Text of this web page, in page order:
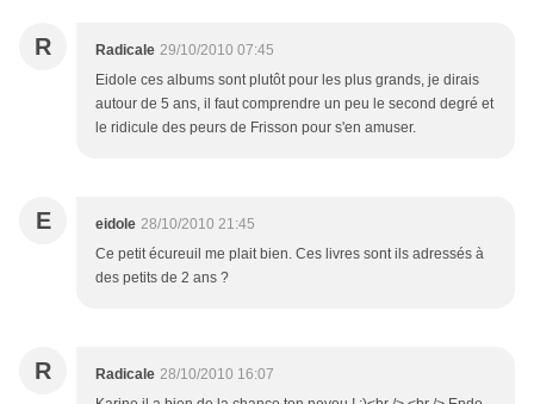
R Radicale 29/10/2010 07:45
Eidole ces albums sont plutôt pour les plus grands, je dirais
autour de 5 ans, il faut comprendre un peu le second degré et
le ridicule des peurs de Frisson pour s'en amuser.
E eidole 28/10/2010 21:45
Ce petit écureuil me plait bien. Ces livres sont ils adressés à
des petits de 2 ans ?
R Radicale 28/10/2010 16:07